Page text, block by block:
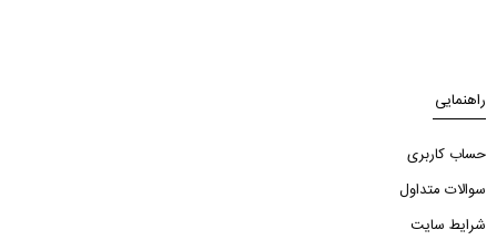
راهنمایی
حساب کاربری
سوالات متداول
شرایط سایت